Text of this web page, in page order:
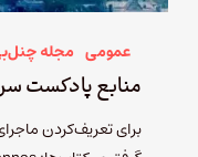
عمومی مجله
منابع پادکست
برای تعریف‌کردن